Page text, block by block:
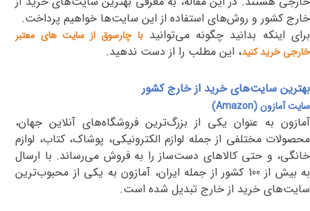
خارج کشور و روش‌های استفاده از این سایت‌ها خواهیم پرداخت.
برای اینکه بدانید چگونه می‌توانیدبا چارسوق از سایت های معتبر
خارجی خرید کنید، این مطلب را از دست ندهید.
بهترین سایت‌های خرید از خارج کشور
سایت آمازون(Amazon)
آمازون به عنوان یکی از بزرگ‌ترین فروشگاه‌های آنلاین جهان،
محصولات مختلفی از جمله لوازم الکترونیکی، پوشاک، کتاب، لوازم
خانگی، و حتی کالاهای دست‌ساز را به فروش می‌رساند. با ارسال
به بیش از 100 کشور از جمله ایران، آمازون به یکی از محبوب‌ترین
سایت‌های خرید از خارج تبدیل شده است.